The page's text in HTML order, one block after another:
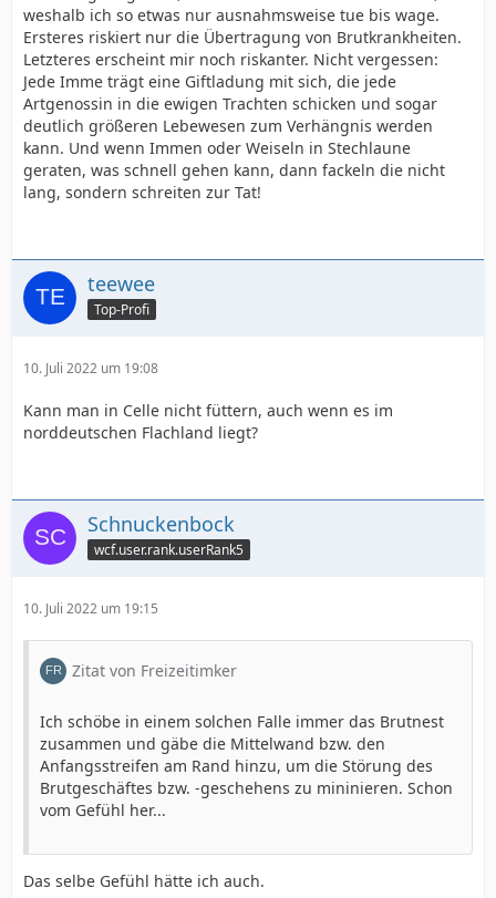
weshalb ich so etwas nur ausnahmsweise tue bis wage.
Ersteres riskiert nur die Übertragung von Brutkrankheiten.
Letzteres erscheint mir noch riskanter. Nicht vergessen:
Jede Imme trägt eine Giftladung mit sich, die jede
Artgenossin in die ewigen Trachten schicken und sogar
deutlich größeren Lebewesen zum Verhängnis werden
kann. Und wenn Immen oder Weiseln in Stechlaune
geraten, was schnell gehen kann, dann fackeln die nicht
lang, sondern schreiten zur Tat!
teewee
Top-Profi
10. Juli 2022 um 19:08
Kann man in Celle nicht füttern, auch wenn es im
norddeutschen Flachland liegt?
Schnuckenbock
wcf.user.rank.userRank5
10. Juli 2022 um 19:15
Zitat von Freizeitimker
Ich schöbe in einem solchen Falle immer das Brutnest
zusammen und gäbe die Mittelwand bzw. den
Anfangsstreifen am Rand hinzu, um die Störung des
Brutgeschäftes bzw. -geschehens zu mininieren. Schon
vom Gefühl her...
Das selbe Gefühl hätte ich auch.